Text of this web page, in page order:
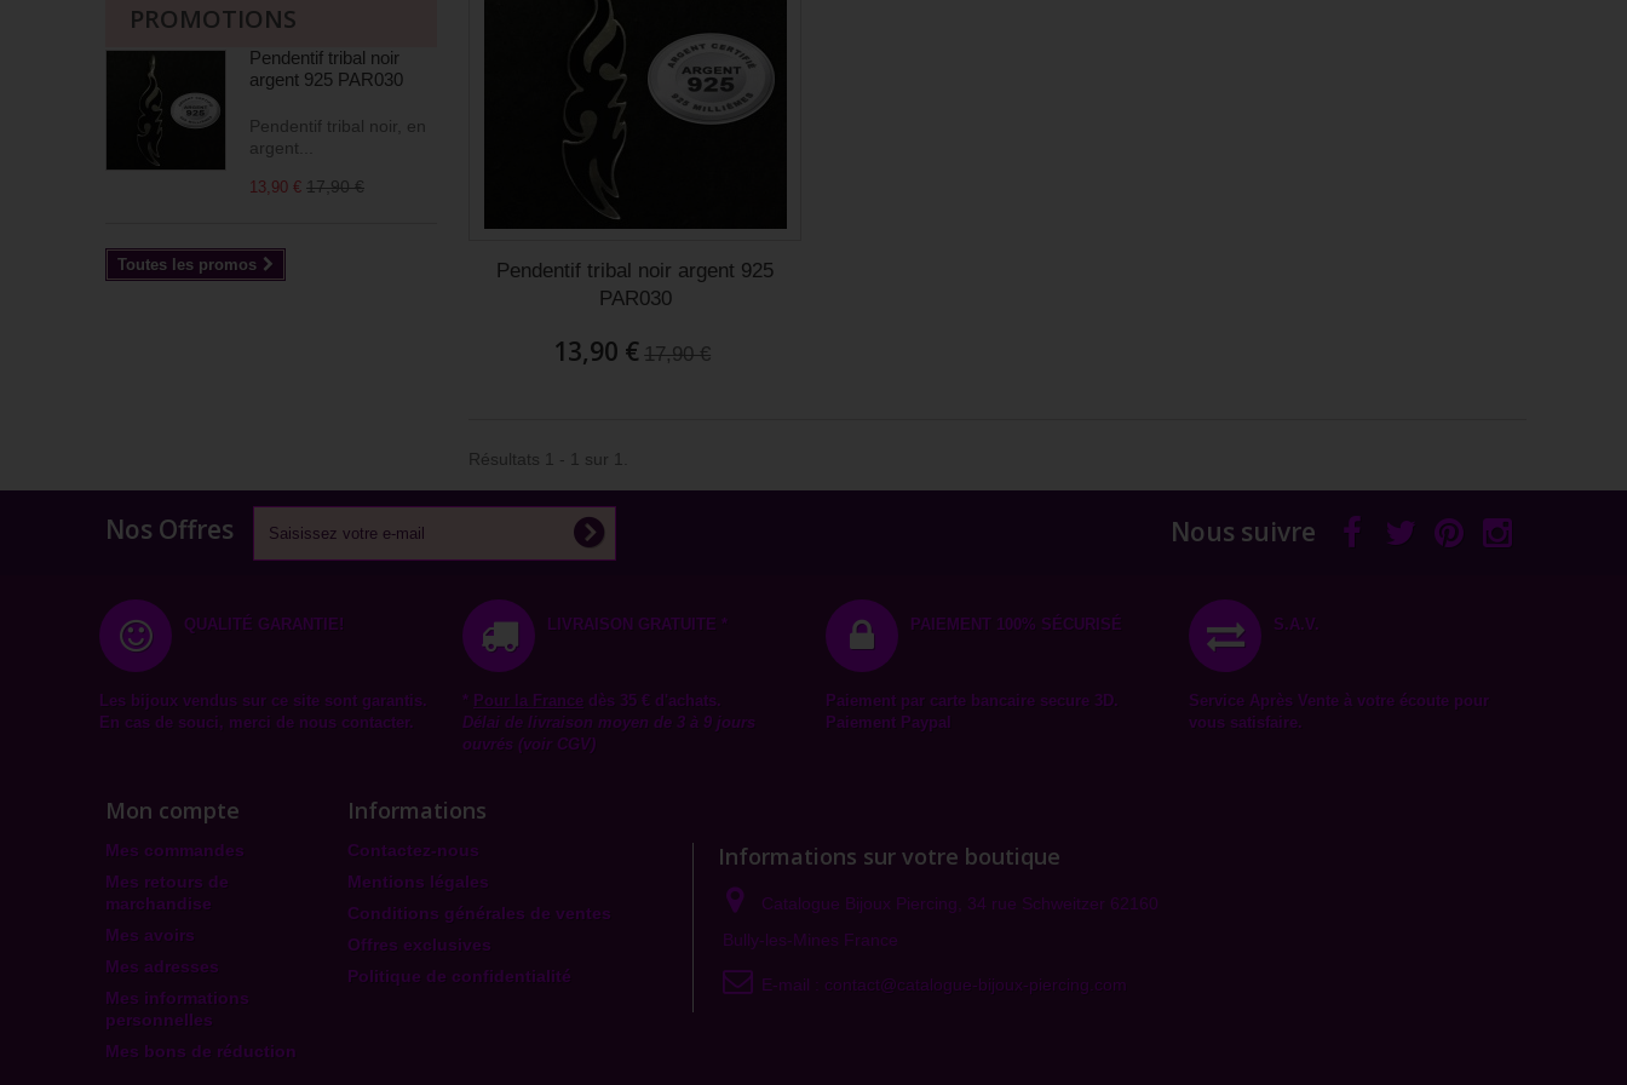
PROMOTIONS
Pendentif tribal noir
argent 925 PAR030
Pendentif tribal noir, en
argent...
13,90 € 17,90 €
Toutes les promos
Pendentif tribal noir argent 925
PAR030
13,90 € 17,90 €
Résultats 1 - 1 sur 1.
Nos Offres Nous suivre
QUALITÉ GARANTIE!
Les bijoux vendus sur ce site sont garantis.
En cas de souci, merci de nous contacter.
LIVRAISON GRATUITE *
* Pour la France dès 35 € d'achats.
Délai de livraison moyen de 3 à 9 jours
ouvrés (voir CGV)
PAIEMENT 100% SÉCURISÉ
Paiement par carte bancaire secure 3D.
Paiement Paypal
S.A.V.
Service Après Vente à votre écoute pour
vous satisfaire.
Mon compte
Mes commandes
Mes retours de
marchandise
Mes avoirs
Mes adresses
Mes informations
personnelles
Mes bons de réduction
Informations
Contactez-nous
Mentions légales
Conditions générales de ventes
Offres exclusives
Politique de confidentialité
Informations sur votre boutique
Catalogue Bijoux Piercing, 34 rue Schweitzer 62160
Bully-les-Mines France
E-mail : contact@catalogue-bijoux-piercing.com